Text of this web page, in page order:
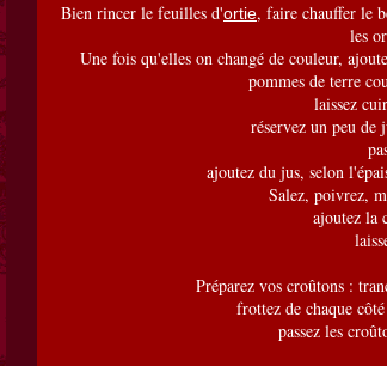
Bien rincer le feuilles d'ortie, faire chauffer le
les
Une fois qu'elles on changé de couleur,
pommes de terre
laissez
réservez un peu de
ajoutez du jus, selon
Salez, poivrez,
ajoutez la
Préparez vos croûtons :
frottez de chaque
passez les